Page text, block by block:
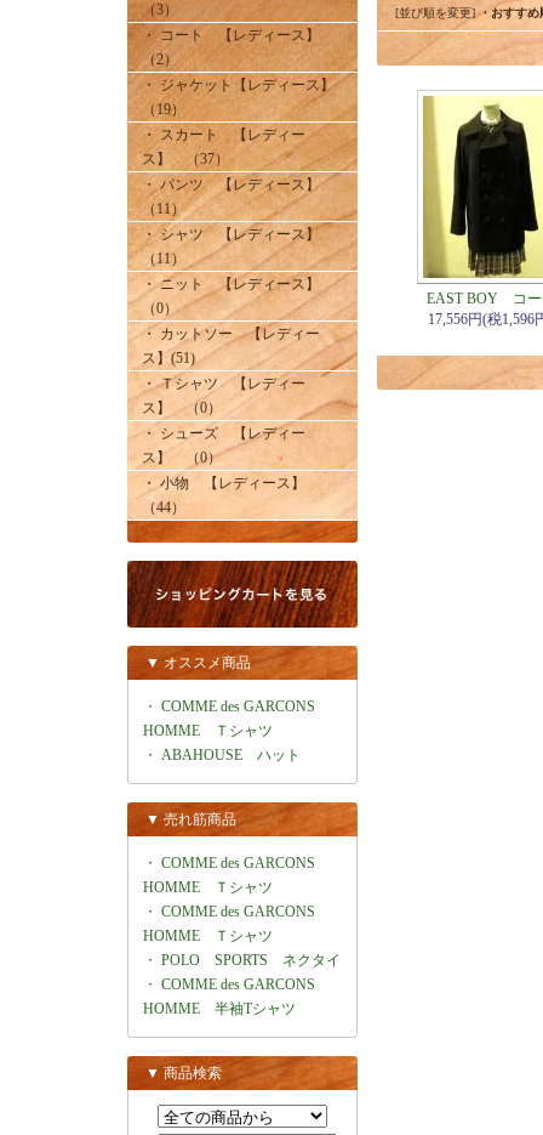
（3）
・ コート 【レディース】
（2）
・ ジャケット【レディース】
（19）
・ スカート 【レディー
ス】 （37）
・ パンツ 【レディース】
（11）
・ シャツ 【レディース】
（11）
・ ニット 【レディース】
（0）
・ カットソー 【レディー
ス】(51)
・ Ｔシャツ 【レディー
ス】 （0）
・ シューズ 【レディー
ス】 （0）
・ 小物 【レディース】
（44）
▼ オススメ商品
・ COMME des GARCONS
HOMME Ｔシャツ
・ ABAHOUSE ハット
▼ 売れ筋商品
・ COMME des GARCONS
HOMME Ｔシャツ
・ COMME des GARCONS
HOMME Ｔシャツ
・ POLO SPORTS ネクタイ
・ COMME des GARCONS
HOMME 半袖Tシャツ
▼ 商品検索
[並び順を変更]・おすすめ
EAST BOY コー
17,556円(税1,596